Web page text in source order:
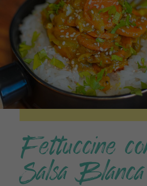
Fettuccine
Salsa Blanca